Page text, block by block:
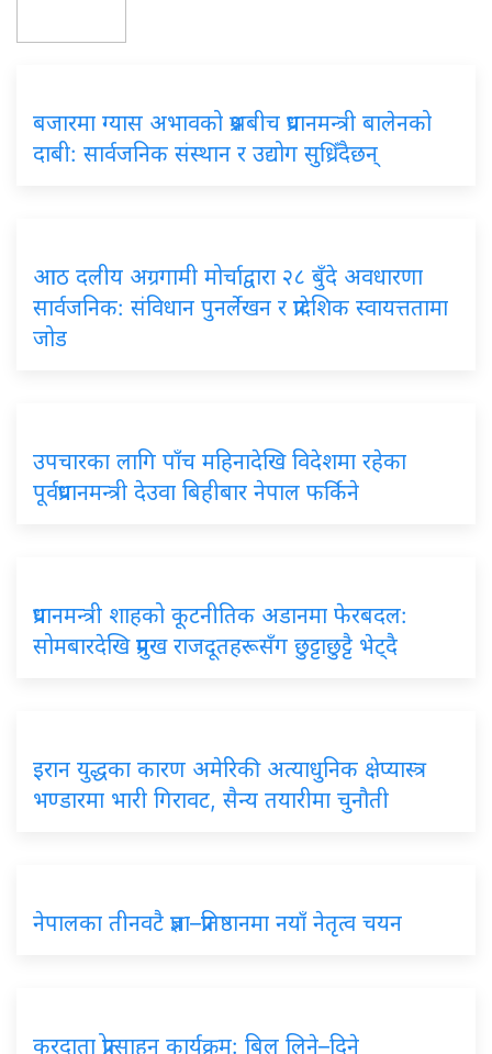
बजारमा ग्यास अभावको प्रश्नबीच प्रधानमन्त्री बालेनको
दाबी: सार्वजनिक संस्थान र उद्योग सुध्रिँदैछन्
आठ दलीय अग्रगामी मोर्चाद्वारा २८ बुँदे अवधारणा
सार्वजनिक: संविधान पुनर्लेखन र प्रादेशिक स्वायत्ततामा
जोड
उपचारका लागि पाँच महिनादेखि विदेशमा रहेका
पूर्वप्रधानमन्त्री देउवा बिहीबार नेपाल फर्किने
प्रधानमन्त्री शाहको कूटनीतिक अडानमा फेरबदल:
सोमबारदेखि प्रमुख राजदूतहरूसँग छुट्टाछुट्टै भेट्दै
इरान युद्धका कारण अमेरिकी अत्याधुनिक क्षेप्यास्त्र
भण्डारमा भारी गिरावट, सैन्य तयारीमा चुनौती
नेपालका तीनवटै प्रज्ञा–प्रतिष्ठानमा नयाँ नेतृत्व चयन
करदाता प्रोत्साहन कार्यक्रम: बिल लिने–दिने